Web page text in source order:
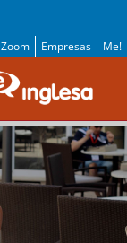
Zoom Empresas Me!